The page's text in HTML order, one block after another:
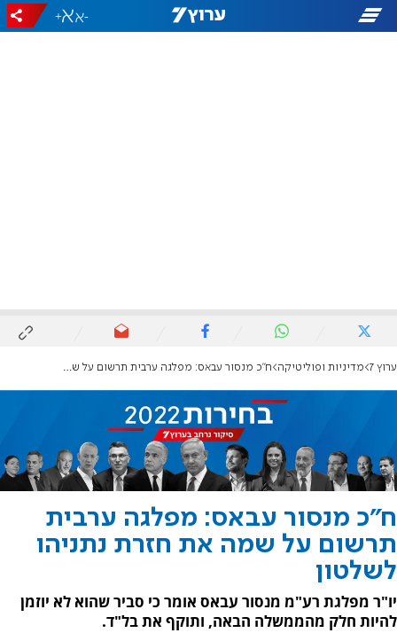
-
+
ערוץ 7 מדיניות ופוליטיקה ח"כ מנסור עבאס: מפלגה ערבית תרשום על שמה את חזרת נתניהו לשלטון
ח"כ מנסור עבאס: מפלגה ערבית
תרשום על שמה את חזרת נתניהו
לשלטון
יו"ר מפלגת רע"מ מנסור עבאס אומר כי סביר שהוא לא יוזמן
להיות חלק מהממשלה הבאה, ותוקף את בל"ד.